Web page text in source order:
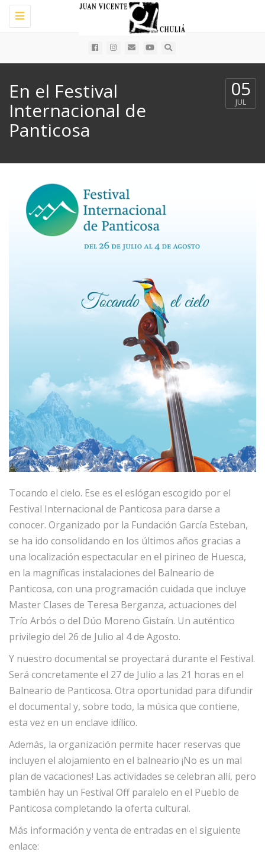
Toggle
navigation
En el Festival
Internacional de
Panticosa
05
JUL
Tocando el cielo. Ese es el eslógan escogido por el
Festival Internacional de Panticosa para darse a
conocer. Organizado por la Fundación García Esteban,
se ha ido consolidando en los últimos años gracias a
una localización espectacular en el pirineo de Huesca,
en la magníficas instalaciones del Balneario de
Panticosa, con una programación cuidada que incluye
Master Clases de Teresa Berganza, actuaciones del
Trío Arbós o del Dúo Moreno Gistaín. Un auténtico
privilegio del 26 de Julio al 4 de Agosto.
Y nuestro documental se proyectará durante el Festival.
Será concretamente el 27 de Julio a las 21 horas en el
Balneario de Panticosa. Otra oportunidad para difundir
el documental y, sobre todo, la música que contiene,
esta vez en un enclave idílico.
Además, la organización permite hacer reservas que
incluyen el alojamiento en el balneario ¡No es un mal
plan de vacaciones! Las actividades se celebran allí, pero
también hay un Festival Off paralelo en el Pueblo de
Panticosa completando la oferta cultural.
Más información y venta de entradas en el siguiente
enlace: